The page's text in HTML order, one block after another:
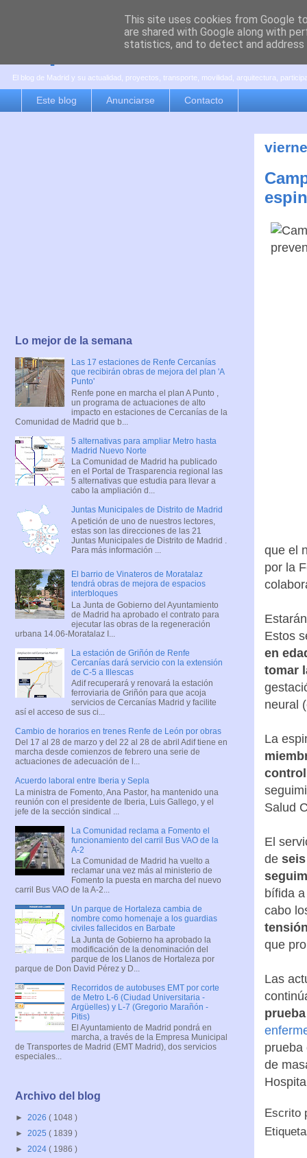
es por madrid
El blog de Madrid y su actualidad, proyectos, transporte, movilidad, arquitectura,
Este blog Anunciarse Contacto
que el
por la
Estos
en
tomar
neural
La
Salud
El
de
bífida
cabo
que
Las
prueba
de
Escrito
Lo mejor de la semana
Las 17 estaciones de Renfe Cercanías
que recibirán obras de mejora del plan 'A
Punto'
Renfe pone en marcha el plan A Punto ,
un programa de actuaciones de alto
impacto en estaciones de Cercanías de la
Comunidad de Madrid que b...
5 alternativas para ampliar Metro hasta
Madrid Nuevo Norte
La Comunidad de Madrid ha publicado
en el Portal de Trasparencia regional las
5 alternativas que estudia para llevar a
cabo la ampliación d...
Juntas Municipales de Distrito de Madrid
A petición de uno de nuestros lectores,
estas son las direcciones de las 21
Juntas Municipales de Distrito de Madrid .
Para más información ...
El barrio de Vinateros de Moratalaz
tendrá obras de mejora de espacios
interbloques
La Junta de Gobierno del Ayuntamiento
de Madrid ha aprobado el contrato para
ejecutar las obras de la regeneración
urbana 14.06-Moratalaz I...
La estación de Griñón de Renfe
Cercanías dará servicio con la extensión
de C-5 a Illescas
Adif recuperará y renovará la estación
ferroviaria de Griñón para que acoja
servicios de Cercanías Madrid y facilite
así el acceso de sus ci...
Cambio de horarios en trenes Renfe de León por obras
Del 17 al 28 de marzo y del 22 al 28 de abril Adif tiene en
marcha desde comienzos de febrero una serie de
actuaciones de adecuación de l...
Acuerdo laboral entre Iberia y Sepla
La ministra de Fomento, Ana Pastor, ha mantenido una
reunión con el presidente de Iberia, Luis Gallego, y el
jefe de la sección sindical ...
La Comunidad reclama a Fomento el
funcionamiento del carril Bus VAO de la
A-2
La Comunidad de Madrid ha vuelto a
reclamar una vez más al ministerio de
Fomento la puesta en marcha del nuevo
carril Bus VAO de la A-2...
Un parque de Hortaleza cambia de
nombre como homenaje a los guardias
civiles fallecidos en Barbate
La Junta de Gobierno ha aprobado la
modificación de la denominación del
parque de los Llanos de Hortaleza por
parque de Don David Pérez y D...
Recorridos de autobuses EMT por corte
de Metro L-6 (Ciudad Universitaria -
Argüelles) y L-7 (Gregorio Marañón -
Pitis)
El Ayuntamiento de Madrid pondrá en
marcha, a través de la Empresa Municipal
de Transportes de Madrid (EMT Madrid), dos servicios
especiales...
Archivo del blog
► 2026 ( 1048 )
► 2025 ( 1839 )
► 2024 ( 1986 )
This site uses cookies from Google
are shared with Google along with
statistics, and to detect and address